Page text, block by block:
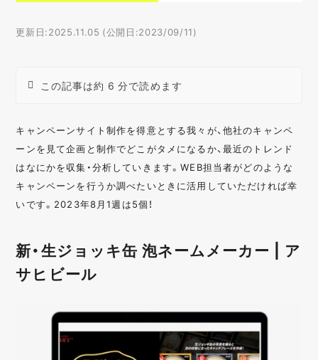
更新日:2025.11.05 (公開日:2023/09/11)
この記事は約 6 分で読めます
キャンペーンサイト制作を得意とする我々が、他社のキャンペ
ーンを見て企画と制作でどこがタメになるか、最近のトレンド
はなにかを収集・分析していきます。WEB担当者がどのような
キャンペーンを行うか調べたいときに活用していただければ幸
いです。2023年8月1週は5個！
新・生ジョッキ缶 泡ネームメーカー | ア
サヒビール